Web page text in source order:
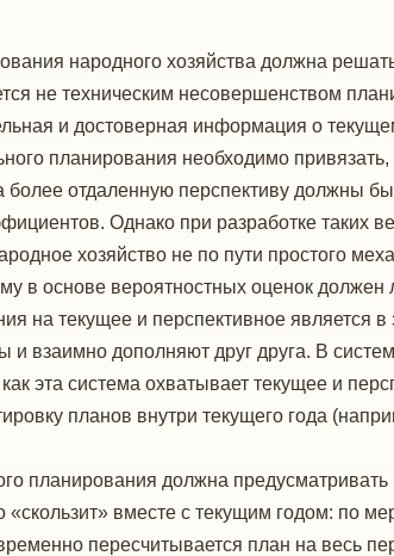
народного хозяйства должна
не техническим несовершенством
и достоверная информация о
планирования необхо­димо
отдаленную пер­спективу должны
Однако при разработке таких
хозяйство не по пути простого
в основе вероятностных оценок должен
на текущее и пер­спективное является
взаимно до­полняют друг друга. В
эта система охватывает текущее и
планов внутри текущего года
планирования долж­на
вместе с текущим годом: по
пересчитывается план на весь